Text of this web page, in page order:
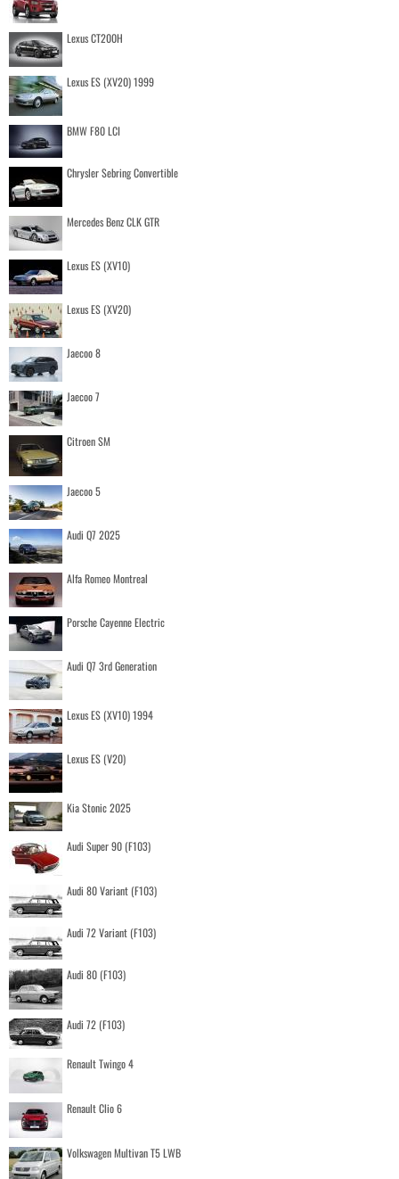
Lexus CT200H
Lexus ES (XV20) 1999
BMW F80 LCI
Chrysler Sebring Convertible
Mercedes Benz CLK GTR
Lexus ES (XV10)
Lexus ES (XV20)
Jaecoo 8
Jaecoo 7
Citroen SM
Jaecoo 5
Audi Q7 2025
Alfa Romeo Montreal
Porsche Cayenne Electric
Audi Q7 3rd Generation
Lexus ES (XV10) 1994
Lexus ES (V20)
Kia Stonic 2025
Audi Super 90 (F103)
Audi 80 Variant (F103)
Audi 72 Variant (F103)
Audi 80 (F103)
Audi 72 (F103)
Renault Twingo 4
Renault Clio 6
Volkswagen Multivan T5 LWB